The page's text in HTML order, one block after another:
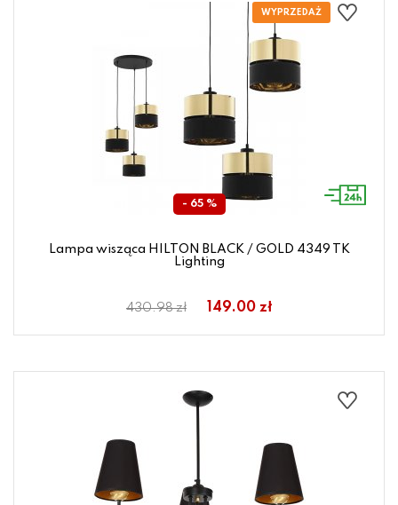
- 65 %
Lampa wisząca HILTON BLACK / GOLD 4349 TK
Lighting
430.98 zł 149.00 zł